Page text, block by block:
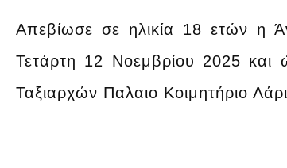
Απεβίωσε σε ηλικία 18 ετών η
Τετάρτη 12 Νοεμβρίου 2025
Ταξιαρχών Παλαιο Κοιμητήριο